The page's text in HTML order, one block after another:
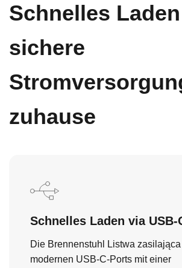
Schnelles
sichere
zuhause
Schnelles Laden via USB-
Die Brennenstuhl Listwa
modernen USB-C-Ports mit einer